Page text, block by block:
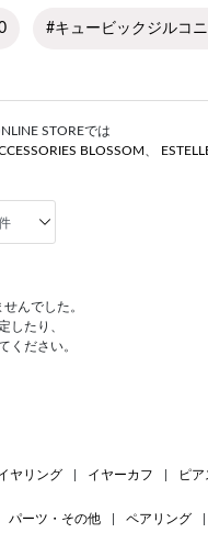
#キュービックジルコ
STOREでは
BLOSSOM
んでした。
したり、
ください。
ヤリング イヤーカフ ピア
パーツ・その他 ペアリング